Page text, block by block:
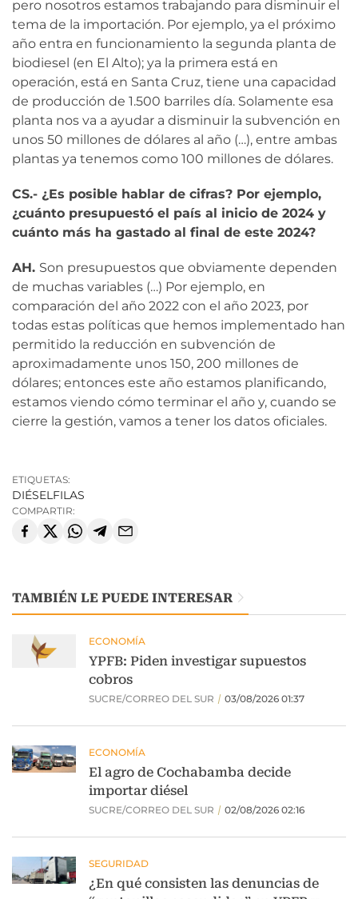
pero nosotros estamos trabajando para disminuir el
tema de la importación. Por ejemplo, ya el próximo
año entra en funcionamiento la segunda planta de
biodiesel (en El Alto); ya la primera está en
operación, está en Santa Cruz, tiene una capacidad
de producción de 1.500 barriles día. Solamente esa
planta nos va a ayudar a disminuir la subvención en
unos 50 millones de dólares al año (…), entre ambas
plantas ya tenemos como 100 millones de dólares.
CS.- ¿Es posible hablar de cifras? Por ejemplo,
¿cuánto presupuestó el país al inicio de 2024 y
cuánto más ha gastado al final de este 2024?
AH. Son presupuestos que obviamente dependen
de muchas variables (…) Por ejemplo, en
comparación del año 2022 con el año 2023, por
todas estas políticas que hemos implementado han
permitido la reducción en subvención de
aproximadamente unos 150, 200 millones de
dólares; entonces este año estamos planificando,
estamos viendo cómo terminar el año y, cuando se
cierre la gestión, vamos a tener los datos oficiales.
ETIQUETAS:
DIÉSELFILAS
COMPARTIR:
TAMBIÉN LE PUEDE INTERESAR